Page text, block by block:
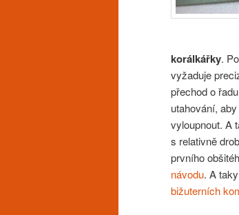
korálkářky.
vyžaduje
přechod o
utahování,
vyloupnout. A
s relativně
prvního
návodu. A
bižuterních